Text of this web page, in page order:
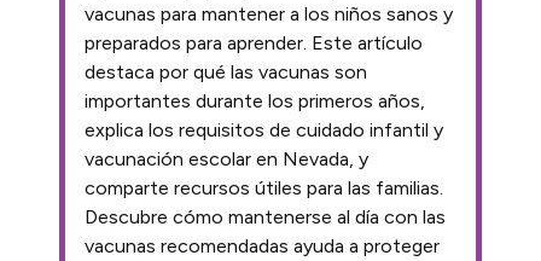
vacunas para mantener a los niños sanos y
preparados para aprender. Este artículo
destaca por qué las vacunas son
importantes durante los primeros años,
explica los requisitos de cuidado infantil y
vacunación escolar en Nevada, y
comparte recursos útiles para las familias.
Descubre cómo mantenerse al día con las
vacunas recomendadas ayuda a proteger